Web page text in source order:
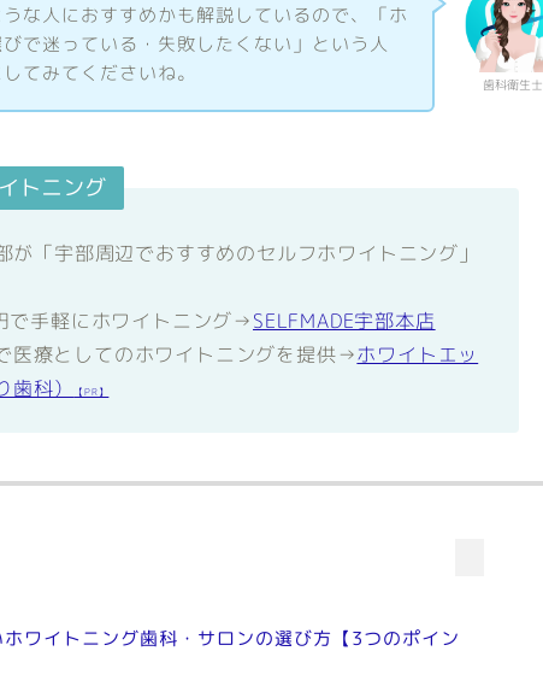
歯科衛生士
な人におすすめかも解説しているので、「ホ
で迷っている・失敗したくない」という人
てみてくださいね。
トニング
「宇部周辺でおすすめのセルフホワイトニング」
手軽にホワイトニング→SELFMADE宇部本店
医療としてのホワイトニングを提供→ホワイトエッ
科）
【PR】
ワイトニング歯科・サロンの選び方【3つのポイン